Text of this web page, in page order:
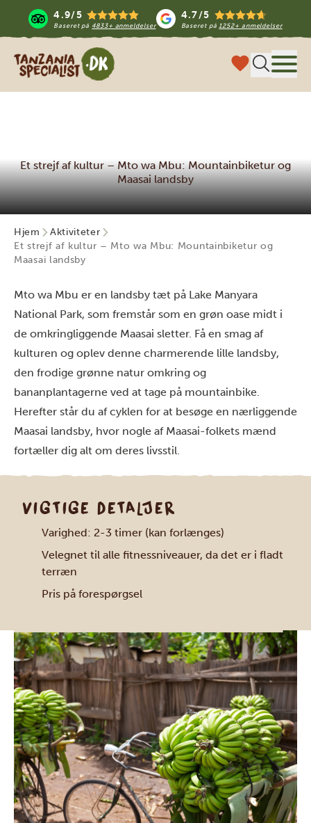
4.9/5
Baseret på 4833+ anmeldelser
4.7/5
Baseret på1252+ anmeldelser
Tanzania Specialist
Et strejf af kultur – Mto wa Mbu: Mountainbiketur og
Maasai landsby
Hjem
Aktiviteter
Et strejf af kultur – Mto wa Mbu: Mountainbiketur og
Maasai landsby
Mto wa Mbu er en landsby tæt på Lake Manyara
National Park, som fremstår som en grøn oase midt i
de omkringliggende Maasai sletter. Få en smag af
kulturen og oplev denne charmerende lille landsby,
den frodige grønne natur omkring og
bananplantagerne ved at tage på mountainbike.
Herefter står du af cyklen for at besøge en nærliggende
Maasai landsby, hvor nogle af Maasai-folkets mænd
fortæller dig alt om deres livsstil.
VIGTIGE DETALJER
Varighed: 2-3 timer (kan forlænges)
Velegnet til alle fitnessniveauer, da det er i fladt
terræn
Pris på forespørgsel